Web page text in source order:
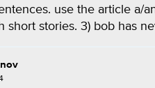
use the article a/
short stories. 3) bob has